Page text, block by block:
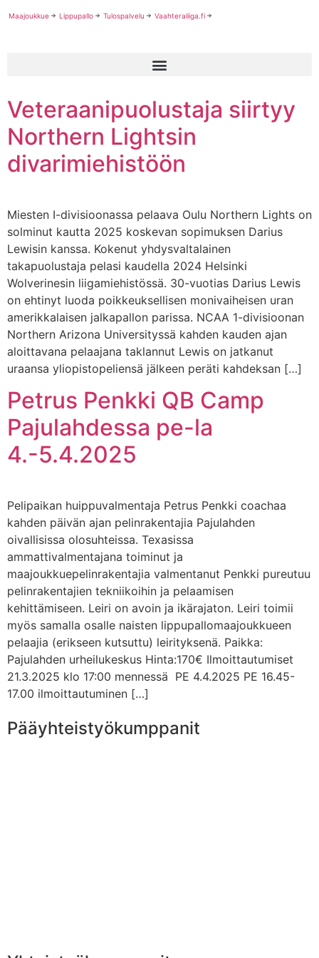
Maajoukkue Lippupallo Tulospalvelu Vaahteraliiga.fi
Veteraanipuolustaja siirtyy
Northern Lightsin
divarimiehistöön
Miesten I-divisioonassa pelaava Oulu Northern Lights on
solminut kautta 2025 koskevan sopimuksen Darius
Lewisin kanssa. Kokenut yhdysvaltalainen
takapuolustaja pelasi kaudella 2024 Helsinki
Wolverinesin liigamiehistössä. 30-vuotias Darius Lewis
on ehtinyt luoda poikkeuksellisen monivaiheisen uran
amerikkalaisen jalkapallon parissa. NCAA 1-divisioonan
Northern Arizona Universityssä kahden kauden ajan
aloittavana pelaajana taklannut Lewis on jatkanut
uraansa yliopistopeliensä jälkeen peräti kahdeksan […]
Petrus Penkki QB Camp
Pajulahdessa pe-la
4.-5.4.2025
Pelipaikan huippuvalmentaja Petrus Penkki coachaa
kahden päivän ajan pelinrakentajia Pajulahden
oivallisissa olosuhteissa. Texasissa
ammattivalmentajana toiminut ja
maajoukkuepelinrakentajia valmentanut Penkki pureutuu
pelinrakentajien tekniikoihin ja pelaamisen
kehittämiseen. Leiri on avoin ja ikärajaton. Leiri toimii
myös samalla osalle naisten lippupallomaajoukkueen
pelaajia (erikseen kutsuttu) leirityksenä. Paikka:
Pajulahden urheilukeskus Hinta:170€ Ilmoittautumiset
21.3.2025 klo 17:00 mennessä PE 4.4.2025 PE 16.45-
17.00 ilmoittautuminen […]
Pääyhteistyökumppanit